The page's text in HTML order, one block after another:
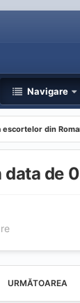
Navigare
din
data de
URMĂTOAREA